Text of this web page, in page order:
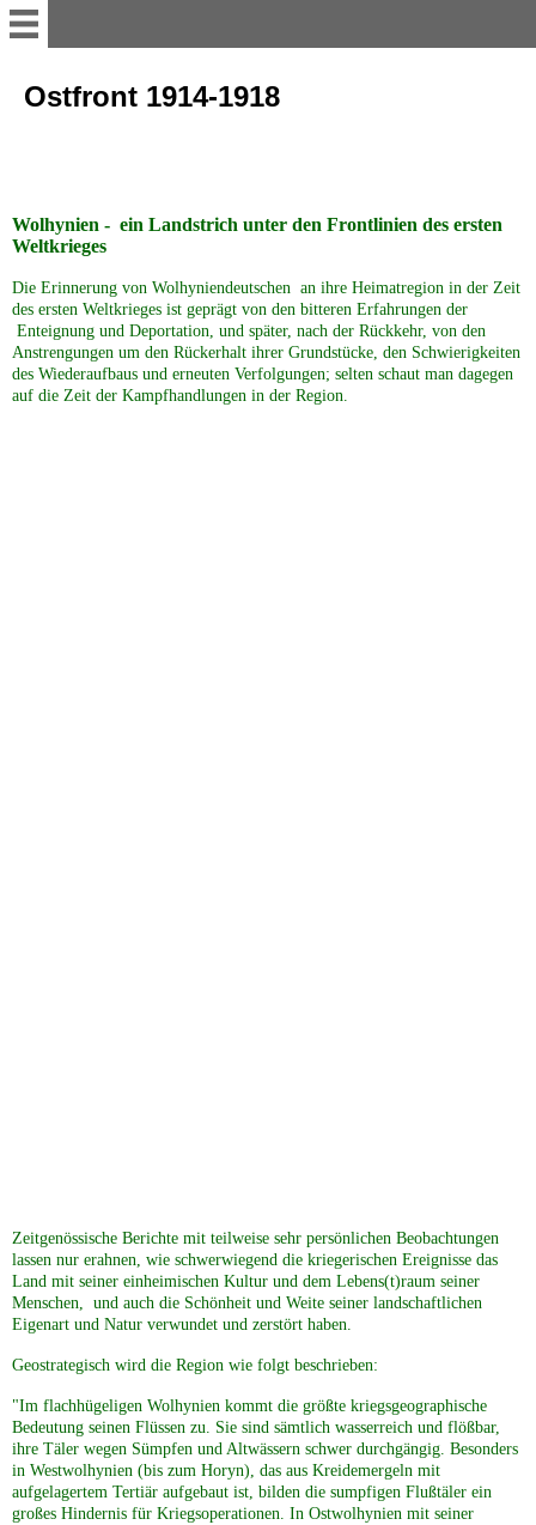
myvolyn
Reise-Impressionen 2016
Reise-Impressionen 2017
Reise-Impressionen 2018
Kontakt (4)
Impressum
Sitemap (10)
Datenschutz
Ostfront 1914-1918
Wolhynien - ein Landstrich unter den Frontlinien des ersten
Weltkrieges
Die Erinnerung von Wolhyniendeutschen an ihre Heimatregion in der Zeit
des ersten Weltkrieges ist geprägt von den bitteren Erfahrungen der
Enteignung und Deportation, und später, nach der Rückkehr, von den
Anstrengungen um den Rückerhalt ihrer Grundstücke, den Schwierigkeiten
des Wiederaufbaus und erneuten Verfolgungen; selten schaut man dagegen
auf die Zeit der Kampfhandlungen in der Region.
Zeitgenössische Berichte mit teilweise sehr persönlichen Beobachtungen
lassen nur erahnen, wie schwerwiegend die kriegerischen Ereignisse das
Land mit seiner einheimischen Kultur und dem Lebens(t)raum seiner
Menschen, und auch die Schönheit und Weite seiner landschaftlichen
Eigenart und Natur verwundet und zerstört haben.
Geostrategisch wird die Region wie folgt beschrieben:
"Im flachhügeligen Wolhynien kommt die größte kriegsgeographische
Bedeutung seinen Flüssen zu. Sie sind sämtlich wasserreich und flößbar,
ihre Täler wegen Sümpfen und Altwässern schwer durchgängig. Besonders
in Westwolhynien (bis zum Horyn), das aus Kreidemergeln mit
aufgelagertem Tertiär aufgebaut ist, bilden die sumpfigen Flußtäler ein
großes Hindernis für Kriegsoperationen. In Ostwolhynien mit seiner